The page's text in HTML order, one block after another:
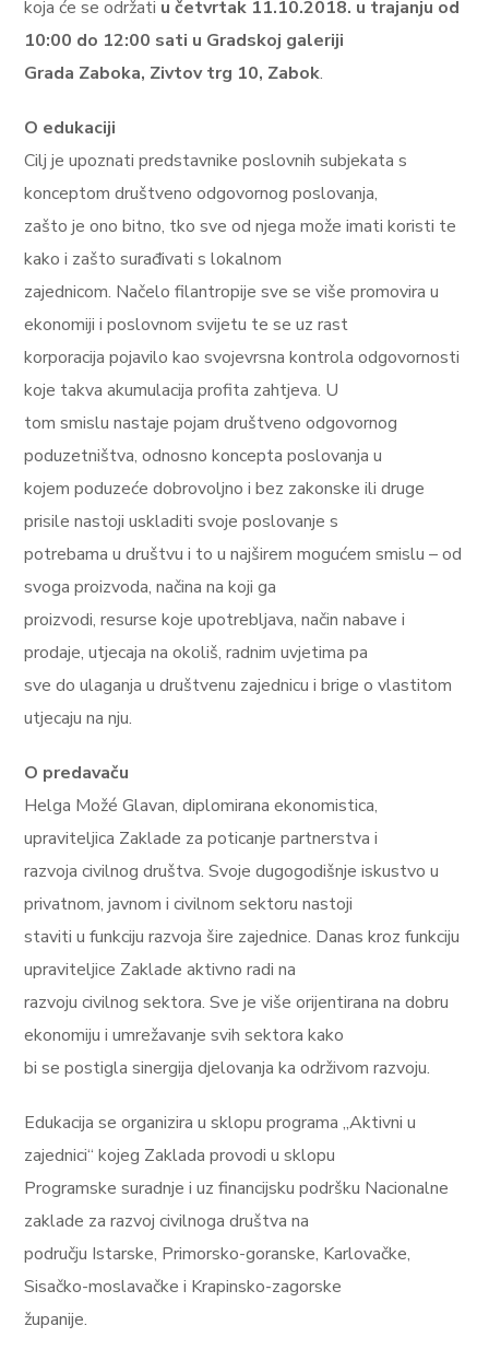
koja će se održati u četvrtak 11.10.2018. u trajanju od
10:00 do 12:00 sati u Gradskoj galeriji
Grada Zaboka, Zivtov trg 10, Zabok.
O edukaciji
Cilj je upoznati predstavnike poslovnih subjekata s
konceptom društveno odgovornog poslovanja,
zašto je ono bitno, tko sve od njega može imati koristi te
kako i zašto surađivati s lokalnom
zajednicom. Načelo filantropije sve se više promovira u
ekonomiji i poslovnom svijetu te se uz rast
korporacija pojavilo kao svojevrsna kontrola odgovornosti
koje takva akumulacija profita zahtjeva. U
tom smislu nastaje pojam društveno odgovornog
poduzetništva, odnosno koncepta poslovanja u
kojem poduzeće dobrovoljno i bez zakonske ili druge
prisile nastoji uskladiti svoje poslovanje s
potrebama u društvu i to u najširem mogućem smislu – od
svoga proizvoda, načina na koji ga
proizvodi, resurse koje upotrebljava, način nabave i
prodaje, utjecaja na okoliš, radnim uvjetima pa
sve do ulaganja u društvenu zajednicu i brige o vlastitom
utjecaju na nju.
O predavaču
Helga Možé Glavan, diplomirana ekonomistica,
upraviteljica Zaklade za poticanje partnerstva i
razvoja civilnog društva. Svoje dugogodišnje iskustvo u
privatnom, javnom i civilnom sektoru nastoji
staviti u funkciju razvoja šire zajednice. Danas kroz funkciju
upraviteljice Zaklade aktivno radi na
razvoju civilnog sektora. Sve je više orijentirana na dobru
ekonomiju i umrežavanje svih sektora kako
bi se postigla sinergija djelovanja ka održivom razvoju.
Edukacija se organizira u sklopu programa „Aktivni u
zajednici“ kojeg Zaklada provodi u sklopu
Programske suradnje i uz financijsku podršku Nacionalne
zaklade za razvoj civilnoga društva na
području Istarske, Primorsko-goranske, Karlovačke,
Sisačko-moslavačke i Krapinsko-zagorske
županije.